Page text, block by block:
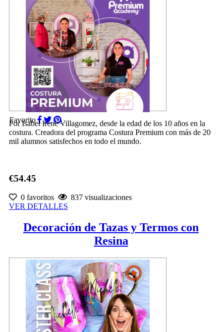
Favorito
Por Isabel Irene Villagomez, desde la edad de los 10 años en la
costura. Creadora del programa Costura Premium con más de 20
mil alumnos satisfechos en todo el mundo.
€54.45
0 favoritos
837 visualizaciones
VER DETALLES
Decoración de Tazas y Termos con
Resina